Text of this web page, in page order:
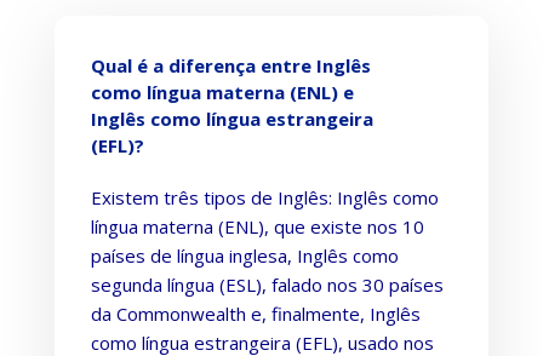
Qual é a diferença entre Inglês
como língua materna (ENL) e
Inglês como língua estrangeira
(EFL)?
Existem três tipos de Inglês: Inglês como
língua materna (ENL), que existe nos 10
países de língua inglesa, Inglês como
segunda língua (ESL), falado nos 30 países
da Commonwealth e, finalmente, Inglês
como língua estrangeira (EFL), usado nos